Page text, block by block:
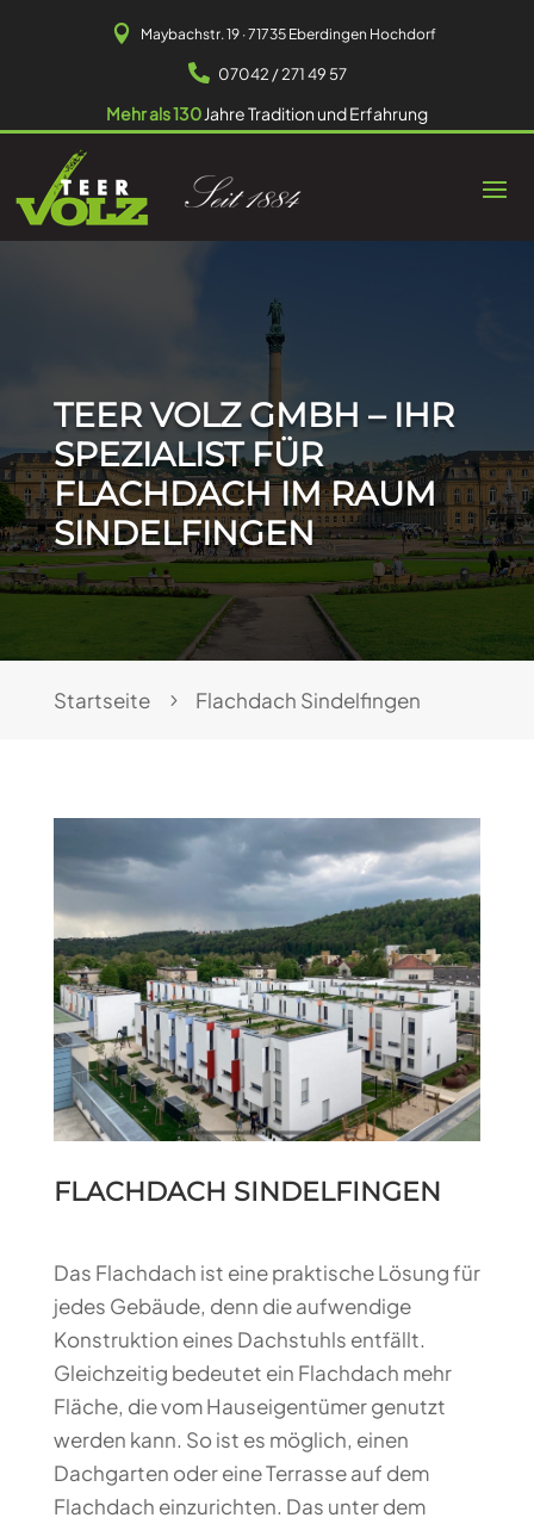
 Maybachstr. 19 · 71735 Eberdingen Hochdorf
 07042 / 271 49 57
Mehr als 130Jahre Tradition und Erfahrung
TEER VOLZ GMBH – IHR
SPEZIALIST FÜR
FLACHDACH IM RAUM
SINDELFINGEN
Startseite Flachdach Sindelfingen
FLACHDACH SINDELFINGEN
Das Flachdach ist eine praktische Lösung für
jedes Gebäude, denn die aufwendige
Konstruktion eines Dachstuhls entfällt.
Gleichzeitig bedeutet ein Flachdach mehr
Fläche, die vom Hauseigentümer genutzt
werden kann. So ist es möglich, einen
Dachgarten oder eine Terrasse auf dem
Flachdach einzurichten. Das unter dem